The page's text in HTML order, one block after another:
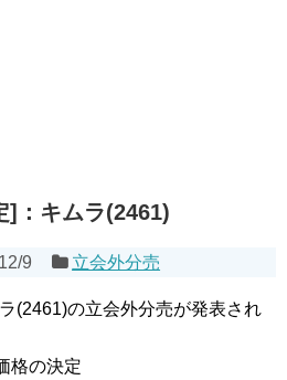
]：キムラ(2461)
9 立会外分売
(2461)の立会外分売が発表され
格の決定